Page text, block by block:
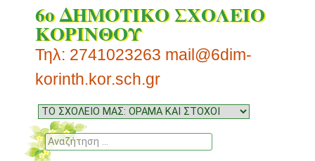
6ο ΔΗΜΟΤΙΚΟ ΣΧΟΛΕΙΟ
ΚΟΡΙΝΘΟΥ
Τηλ: 2741023263 mail@6dim-
korinth.kor.sch.gr
Μενού
Μετάβαση
σε
περιεχόμενο
Αναζήτηση